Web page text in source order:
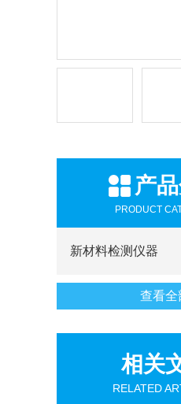
产
PRODUCT
新材料检测仪器
查看全
相关
RELATED